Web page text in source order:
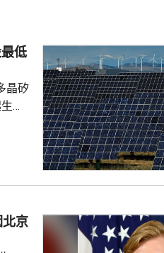
低
晶矽
翻
產設
京